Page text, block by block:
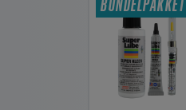
BUNDELPAKKET